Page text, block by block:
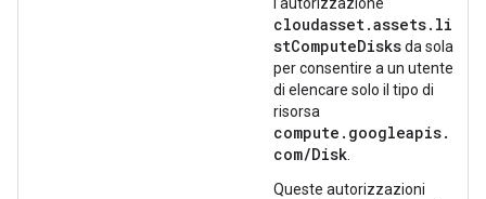
cloudasset.assets.li
stComputeDisksda sola
per consentire a un utente
di elencare solo il tipo di
risorsa
compute.googleapis.
com/Disk
Queste autorizzazioni